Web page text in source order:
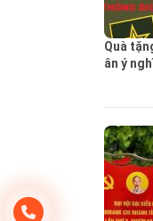
Quà
ân ý